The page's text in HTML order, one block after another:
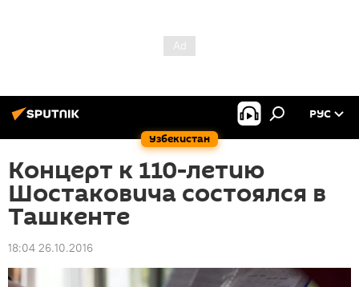
Узбекистан
РУС
Концерт к 110-летию
Шостаковича состоялся в
Ташкенте
18:04 26.10.2016